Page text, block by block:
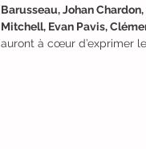
Barusseau, Johan
Mitchell, Evan Pavis,
auront à cœur d’exprimer